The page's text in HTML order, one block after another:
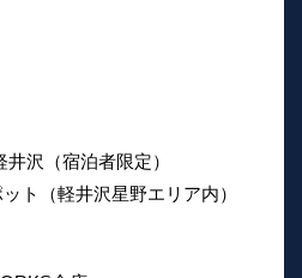
沢（宿泊者限定）
ト（軽井沢星野エリア内）